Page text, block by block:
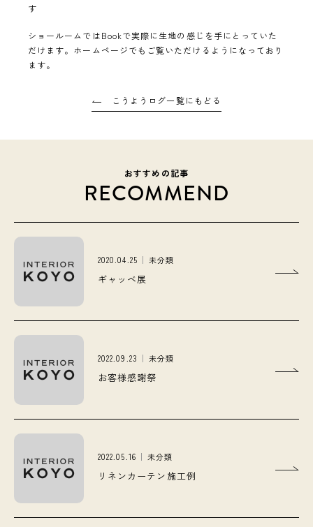
す
ショールームではBookで実際に生地の感じを手にとっていた
だけます。ホームページでもご覧いただけるようになっており
ます。
こうようログ一覧にもどる
おすすめの記事
RECOMMEND
2020.04.25 未分類
ギャッベ展
2022.09.23 未分類
お客様感謝祭
2022.05.16 未分類
リネンカーテン施工例